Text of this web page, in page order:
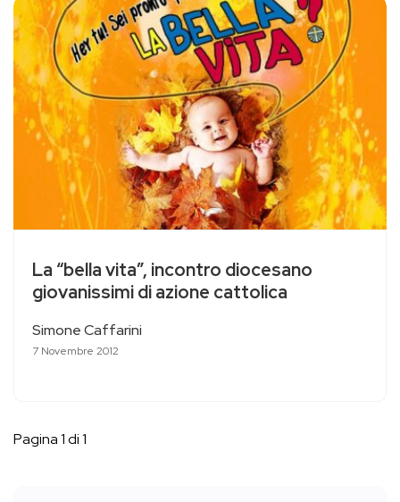
La “bella vita”, incontro diocesano
giovanissimi di azione cattolica
Simone Caffarini
7 Novembre 2012
Pagina 1 di 1